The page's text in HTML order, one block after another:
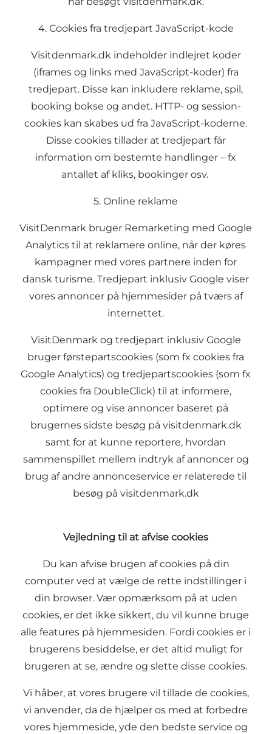
4. Cookies fra tredjepart JavaScript-kode
Visitdenmark.dk indeholder indlejret koder
(iframes og links med JavaScript-koder) fra
tredjepart. Disse kan inkludere reklame, spil,
booking bokse og andet. HTTP- og session-
cookies kan skabes ud fra JavaScript-koderne.
Disse cookies tillader at tredjepart får
information om bestemte handlinger – fx
antallet af kliks, bookinger osv.
5. Online reklame
VisitDenmark bruger Remarketing med Google
Analytics til at reklamere online, når der køres
kampagner med vores partnere inden for
dansk turisme. Tredjepart inklusiv Google viser
vores annoncer på hjemmesider på tværs af
internettet.
VisitDenmark og tredjepart inklusiv Google
bruger førstepartscookies (som fx cookies fra
Google Analytics) og tredjepartscookies (som fx
cookies fra DoubleClick) til at informere,
optimere og vise annoncer baseret på
brugernes sidste besøg på visitdenmark.dk
samt for at kunne reportere, hvordan
sammenspillet mellem indtryk af annoncer og
brug af andre annonceservice er relaterede til
besøg på visitdenmark.dk
Vejledning til at afvise cookies
Du kan afvise brugen af cookies på din
computer ved at vælge de rette indstillinger i
din browser. Vær opmærksom på at uden
cookies, er det ikke sikkert, du vil kunne bruge
alle features på hjemmesiden. Fordi cookies er i
brugerens besiddelse, er det altid muligt for
brugeren at se, ændre og slette disse cookies.
Vi håber, at vores brugere vil tillade de cookies,
vi anvender, da de hjælper os med at forbedre
vores hjemmeside, yde den bedste service og